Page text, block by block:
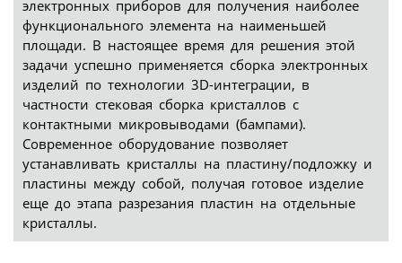
электронных приборов для получения наиболее
функционального элемента на наименьшей
площади. В настоящее время для решения этой
задачи успешно применяется сборка электронных
изделий по технологии 3D-интеграции, в
частности стековая сборка кристаллов с
контактными микровыводами (бампами).
Современное оборудование позволяет
устанавливать кристаллы на пластину/подложку и
пластины между собой, получая готовое изделие
еще до этапа разрезания пластин на отдельные
кристаллы.